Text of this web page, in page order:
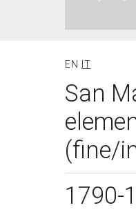
EN IT
San
(fine/
1790-